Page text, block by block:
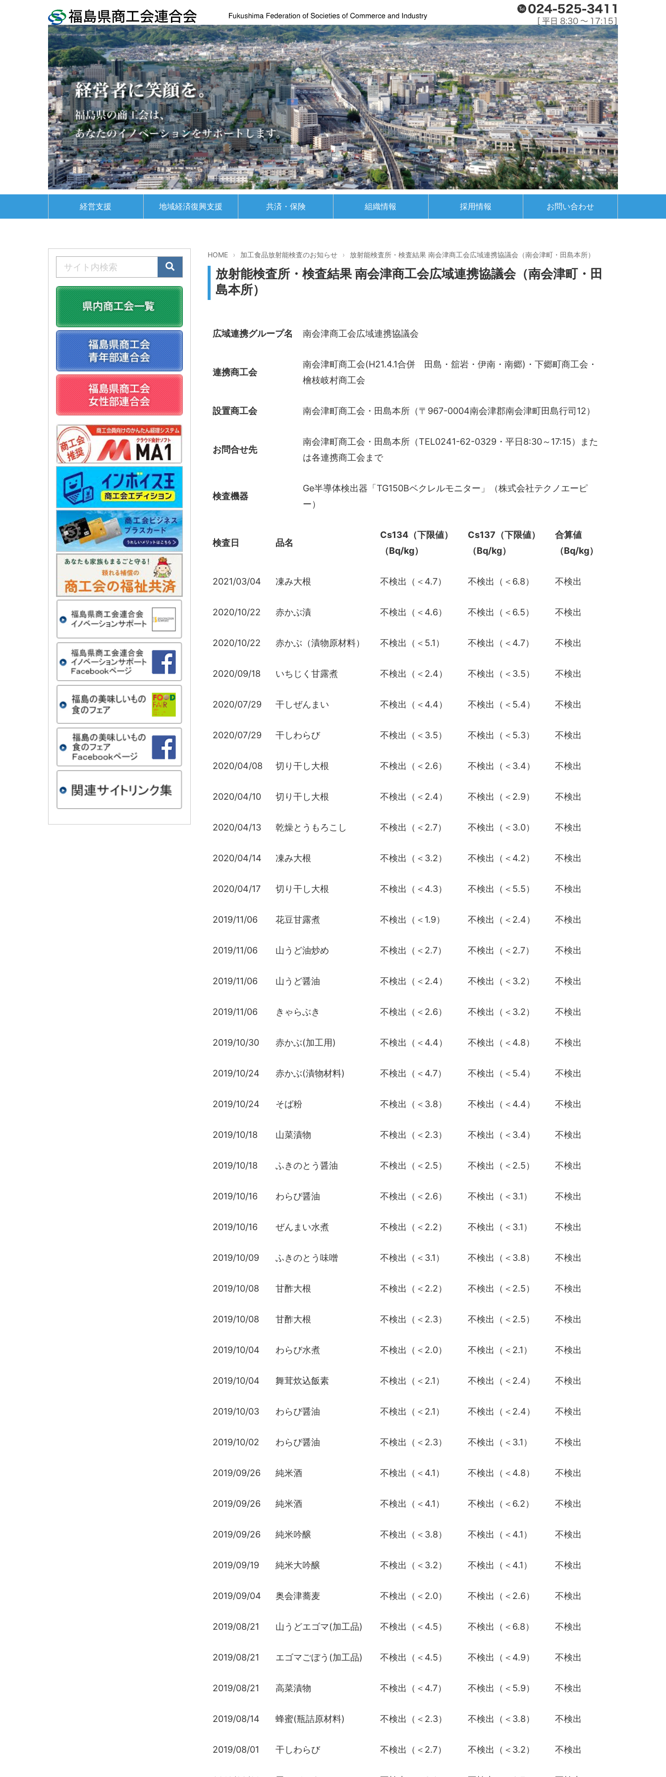
経営支援 地域経済復興支援 共済・保険 組織情報 採用情報 お問い合わせ
HOME 加工食品放射能検査のお知らせ 放射能検査所・検査結果 南会津商工会広域連携協議会（南会津町・田島本所）
放射能検査所・検査結果 南会津商工会広域連携協議会（南会津町・田
島本所）
広域連携グループ名 南会津商工会広域連携協議会
連携商工会
南会津町商工会(H21.4.1合併 田島・舘岩・伊南・南郷)・下郷町商工会・
檜枝岐村商工会
設置商工会 南会津町商工会・田島本所（〒967-0004南会津郡南会津町田島行司12）
お問合せ先
南会津町商工会・田島本所（TEL0241-62-0329・平日8:30～17:15）また
は各連携商工会まで
検査機器
Ge半導体検出器「TG150Bベクレルモニター」（株式会社テクノエーピ
ー）
検査日 品名
Cs134（下限値）
（Bq/kg）
Cs137（下限値）
（Bq/kg）
合算値
（Bq/kg）
2021/03/04 凍み大根 不検出（＜4.7） 不検出（＜6.8） 不検出
2020/10/22 赤かぶ漬 不検出（＜4.6） 不検出（＜6.5） 不検出
2020/10/22 赤かぶ（漬物原材料） 不検出（＜5.1） 不検出（＜4.7） 不検出
2020/09/18 いちじく甘露煮 不検出（＜2.4） 不検出（＜3.5） 不検出
2020/07/29 干しぜんまい 不検出（＜4.4） 不検出（＜5.4） 不検出
2020/07/29 干しわらび 不検出（＜3.5） 不検出（＜5.3） 不検出
2020/04/08 切り干し大根 不検出（＜2.6） 不検出（＜3.4） 不検出
2020/04/10 切り干し大根 不検出（＜2.4） 不検出（＜2.9） 不検出
2020/04/13 乾燥とうもろこし 不検出（＜2.7） 不検出（＜3.0） 不検出
2020/04/14 凍み大根 不検出（＜3.2） 不検出（＜4.2） 不検出
2020/04/17 切り干し大根 不検出（＜4.3） 不検出（＜5.5） 不検出
2019/11/06 花豆甘露煮 不検出（＜1.9） 不検出（＜2.4） 不検出
2019/11/06 山うど油炒め 不検出（＜2.7） 不検出（＜2.7） 不検出
2019/11/06 山うど醤油 不検出（＜2.4） 不検出（＜3.2） 不検出
2019/11/06 きゃらぶき 不検出（＜2.6） 不検出（＜3.2） 不検出
2019/10/30 赤かぶ(加工用) 不検出（＜4.4） 不検出（＜4.8） 不検出
2019/10/24 赤かぶ(漬物材料) 不検出（＜4.7） 不検出（＜5.4） 不検出
2019/10/24 そば粉 不検出（＜3.8） 不検出（＜4.4） 不検出
2019/10/18 山菜漬物 不検出（＜2.3） 不検出（＜3.4） 不検出
2019/10/18 ふきのとう醤油 不検出（＜2.5） 不検出（＜2.5） 不検出
2019/10/16 わらび醤油 不検出（＜2.6） 不検出（＜3.1） 不検出
2019/10/16 ぜんまい水煮 不検出（＜2.2） 不検出（＜3.1） 不検出
2019/10/09 ふきのとう味噌 不検出（＜3.1） 不検出（＜3.8） 不検出
2019/10/08 甘酢大根 不検出（＜2.2） 不検出（＜2.5） 不検出
2019/10/08 甘酢大根 不検出（＜2.3） 不検出（＜2.5） 不検出
2019/10/04 わらび水煮 不検出（＜2.0） 不検出（＜2.1） 不検出
2019/10/04 舞茸炊込飯素 不検出（＜2.1） 不検出（＜2.4） 不検出
2019/10/03 わらび醤油 不検出（＜2.1） 不検出（＜2.4） 不検出
2019/10/02 わらび醤油 不検出（＜2.3） 不検出（＜3.1） 不検出
2019/09/26 純米酒 不検出（＜4.1） 不検出（＜4.8） 不検出
2019/09/26 純米酒 不検出（＜4.1） 不検出（＜6.2） 不検出
2019/09/26 純米吟醸 不検出（＜3.8） 不検出（＜4.1） 不検出
2019/09/19 純米大吟醸 不検出（＜3.2） 不検出（＜4.1） 不検出
2019/09/04 奥会津蕎麦 不検出（＜2.0） 不検出（＜2.6） 不検出
2019/08/21 山うどエゴマ(加工品) 不検出（＜4.5） 不検出（＜6.8） 不検出
2019/08/21 エゴマごぼう(加工品) 不検出（＜4.5） 不検出（＜4.9） 不検出
2019/08/21 高菜漬物 不検出（＜4.7） 不検出（＜5.9） 不検出
2019/08/14 蜂蜜(瓶詰原材料) 不検出（＜2.3） 不検出（＜3.8） 不検出
2019/08/01 干しわらび 不検出（＜2.7） 不検出（＜3.2） 不検出